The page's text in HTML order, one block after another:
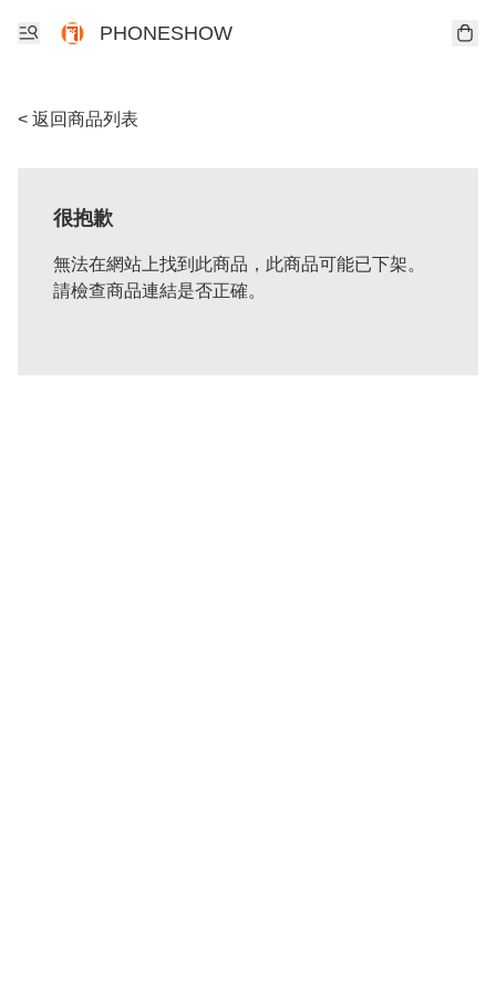
PHONESHOW
< 返回商品列表
很抱歉
無法在網站上找到此商品，此商品可能已下架。
請檢查商品連結是否正確。